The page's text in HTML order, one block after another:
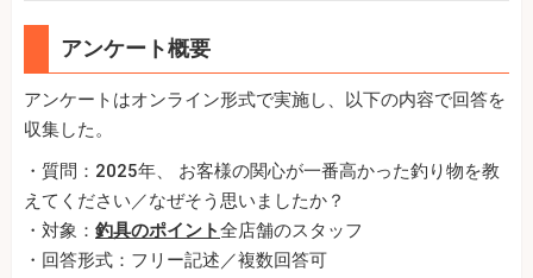
アンケート概要
アンケートはオンライン形式で実施し、以下の内容で回答を
収集した。
・質問：2025年、 お客様の関心が一番高かった釣り物を教
えてください／なぜそう思いましたか？
・対象： 釣具のポイント全店舗のスタッフ
・回答形式：フリー記述／複数回答可